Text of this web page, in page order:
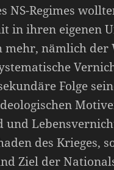
NS-Regimes
in ihren eigenen
nämlich der
Folge
und
des Krieges,
Ziel der